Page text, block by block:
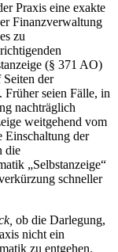
Praxis eine exakte
Finanzverwaltung
zu
(§ 371 AO)
der
seien Fälle, in
nachträglich
weitgehend vom
Einschaltung der
die
„Selbstanzeige“
schneller
ob die Darlegung,
nicht ein
zu entgehen.